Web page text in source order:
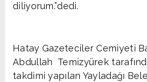
diliyorum.”dedi.
Hatay Gazeteciler Cemiyeti
Abdullah Temizyürek
takdimi yapılan Yayladağı